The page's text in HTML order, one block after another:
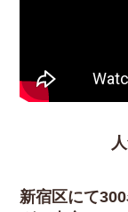
新宿区にて